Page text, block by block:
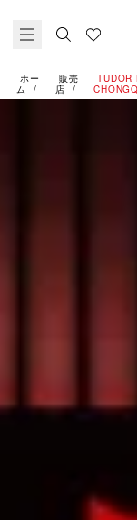
ホー
ム
販売
店
‭TUDOR